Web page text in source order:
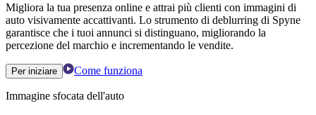
Migliora la tua presenza online e attrai più clienti con immagini di
auto visivamente accattivanti. Lo strumento di deblurring di Spyne
garantisce che i tuoi annunci si distinguano, migliorando la
percezione del marchio e incrementando le vendite.
Per iniziare Come funziona
Immagine sfocata dell'auto